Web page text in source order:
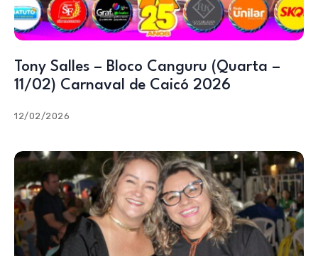
Tony Salles – Bloco Canguru (Quarta –
11/02) Carnaval de Caicó 2026
12/02/2026